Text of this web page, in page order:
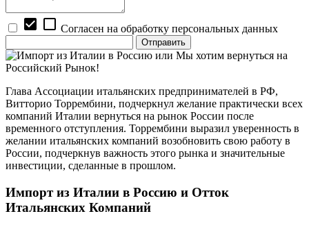
check_box check_box_outline_blank Согласен на обработку персональных данных
Глава Ассоциации итальянских предпринимателей в РФ,
Витторио Торрембини, подчеркнул желание практически всех
компаний Италии вернуться на рынок России после
временного отступления. Торрембини выразил уверенность в
желании итальянских компаний возобновить свою работу в
России, подчеркнув важность этого рынка и значительные
инвестиции, сделанные в прошлом.
Импорт из Италии в Россию и Отток
Итальянских Компаний